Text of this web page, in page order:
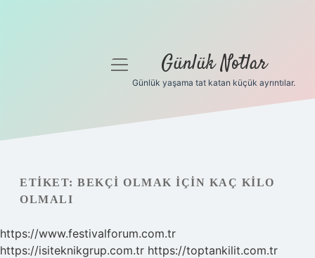
Gizlilik Politikası
Hakkımızda
menüyü
Günlük Notlar
Günlük yaşama tat katan küçük ayrıntılar.
ETIKET: BEKÇI OLMAK IÇIN KAÇ KILO
OLMALI
https://www.festivalforum.com.tr
https://isiteknikgrup.com.tr https://toptankilit.com.tr